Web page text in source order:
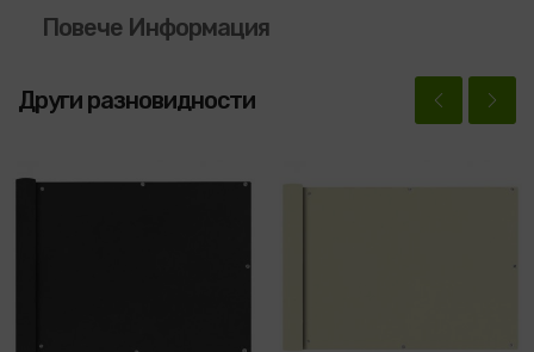
Повече Информация
Други разновидности